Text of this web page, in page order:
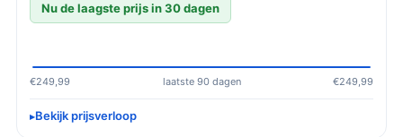
Nu de laagste prijs in 30 dagen
€249,99 laatste 90 dagen €249,99
Bekijk prijsverloop